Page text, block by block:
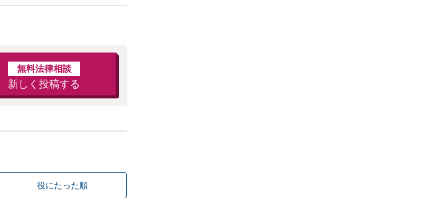
無料法律相談
新しく投稿する
役にたった順